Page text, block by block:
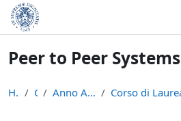
Vai al contenuto principale
Peer to Peer Systems
Home Corsi Anno Accademico 2013-14